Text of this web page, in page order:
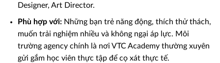
Designer, Art Director.
Phù hợp với:Những bạn trẻ năng động, thích thử thách,
muốn trải nghiệm nhiều và không ngại áp lực. Môi
trường agency chính là nơi VTC Academy thường xuyên
gửi gắm học viên thực tập để cọ xát thực tế.